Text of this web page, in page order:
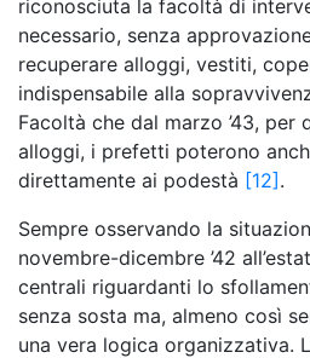
riconosciuta la facoltà di
necessario, senza
recuperare alloggi, vestiti,
indispensabile alla
Facoltà che dal marzo ’43, per
alloggi, i prefetti poterono
direttamente ai podestà [12].
Sempre osservando la
novembre-dicembre ’42
centrali riguardanti lo
senza sosta ma, almeno così
una vera logica organizzativa.